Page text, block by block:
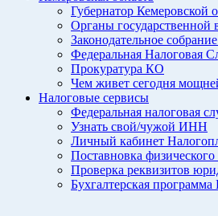
Губернатор Кемеровской
Органы государственной
Законодательное
Федеральная Налоговая
Прокуратура КО
Чем живет сегодня
Налоговые сервисы
Федеральная налоговая
Узнать свой/чужой ИНН
Личный кабинет
Поставновка
Проверка реквизитов
Бухгалтерская